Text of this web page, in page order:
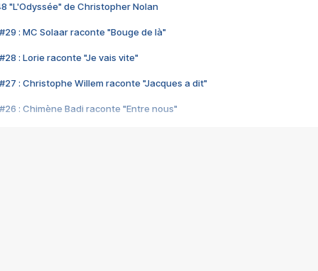
"L'Odyssée" de Christopher Nolan
#29 : MC Solaar raconte "Bouge de là"
#28 : Lorie raconte "Je vais vite"
#27 : Christophe Willem raconte "Jacques a dit"
#26 : Chimène Badi raconte "Entre nous"